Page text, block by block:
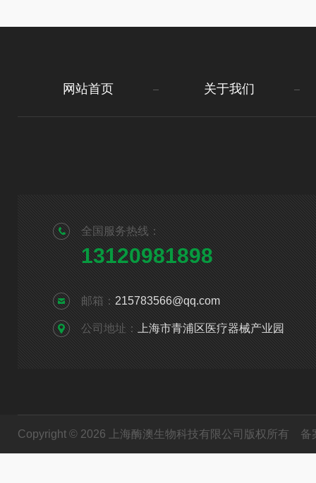
网站首页 关于我们
全国服务热线：
13120981898
邮箱： 215783566@qq.com
公司地址： 上海市青浦区医疗器械产业园
Copyright © 2026 上海酶澳生物科技有限公司版权所有 备